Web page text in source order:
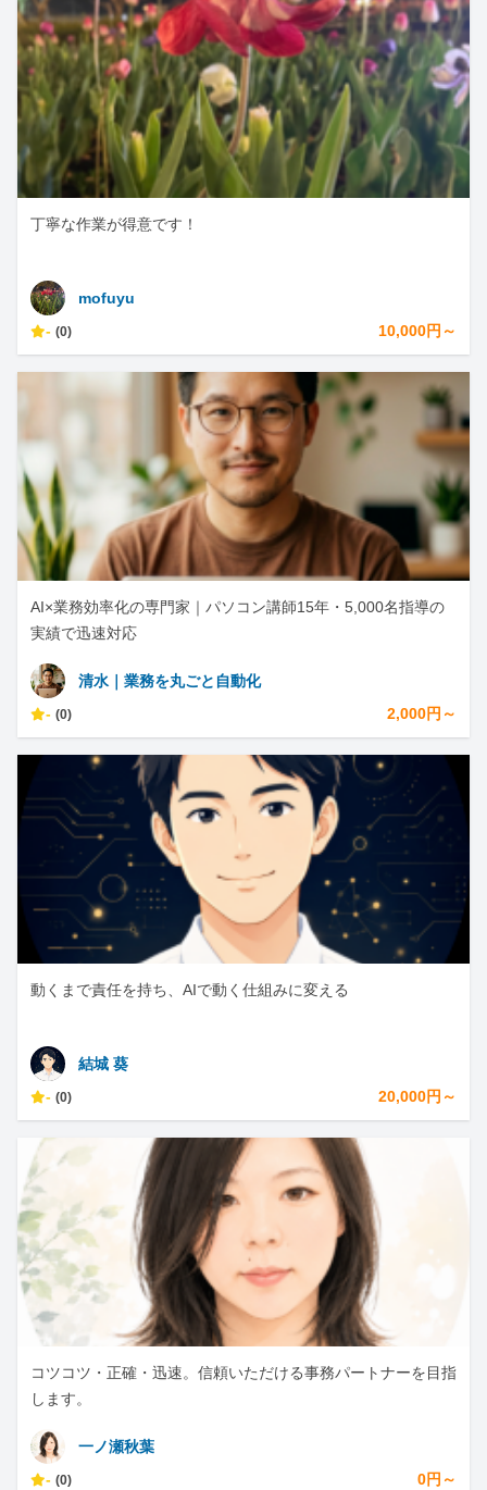
丁寧な作業が得意です！
mofuyu
- (0) 10,000円～
AI×業務効率化の専門家｜パソコン講師15年・5,000名指導の
実績で迅速対応
清水｜業務を丸ごと自動化
- (0) 2,000円～
動くまで責任を持ち、AIで動く仕組みに変える
結城 葵
- (0) 20,000円～
コツコツ・正確・迅速。信頼いただける事務パートナーを目指
します。
一ノ瀬秋葉
- (0) 0円～